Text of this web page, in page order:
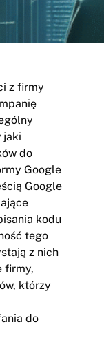
z firmy
jaki
do
Google
Google
kodu
tego
z nich
firmy,
którzy
do